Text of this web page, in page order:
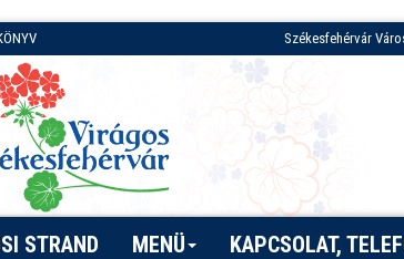
Székesfehérvár
STRAND MENÜ KAPCSOLAT,